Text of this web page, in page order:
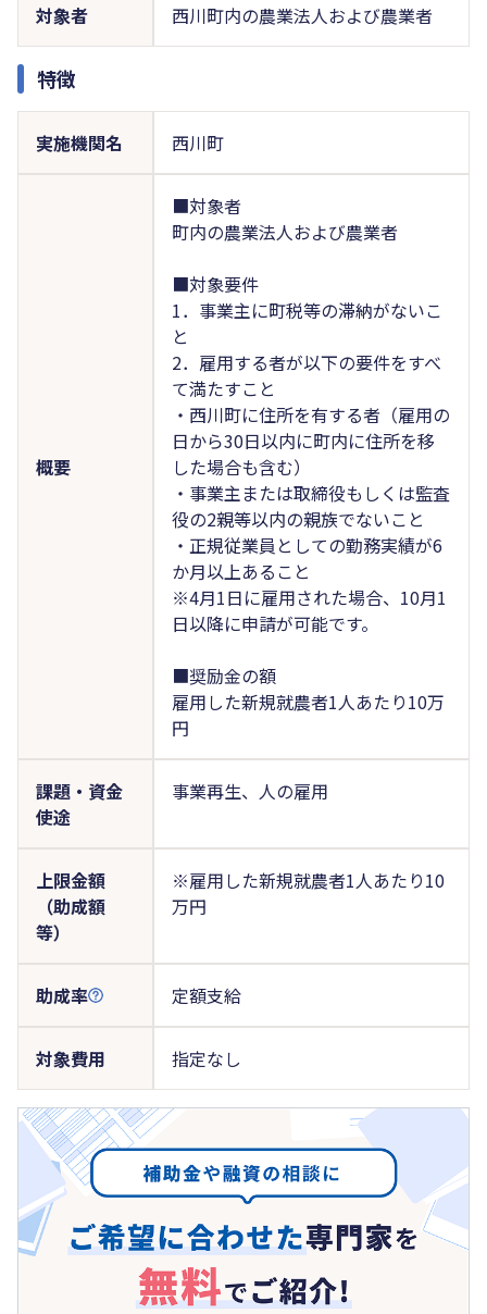
対象者 西川町内の農業法人および農業者
特徴
実施機関名 西川町
概要
■対象者
町内の農業法人および農業者
■対象要件
1．事業主に町税等の滞納がないこ
と
2．雇用する者が以下の要件をすべ
て満たすこと
・西川町に住所を有する者（雇用の
日から30日以内に町内に住所を移
した場合も含む）
・事業主または取締役もしくは監査
役の2親等以内の親族でないこと
・正規従業員としての勤務実績が6
か月以上あること
※4月1日に雇用された場合、10月1
日以降に申請が可能です。
■奨励金の額
雇用した新規就農者1人あたり10万
円
課題・資金
使途
事業再生、人の雇用
上限金額
（助成額
等）
※雇用した新規就農者1人あたり10
万円
助成率 定額支給
対象費用 指定なし